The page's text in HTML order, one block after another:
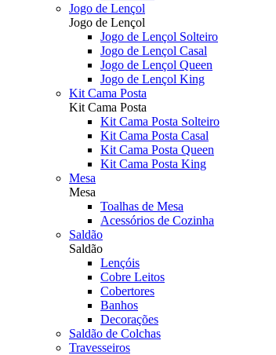
Jogo de Lençol
Jogo de Lençol
Jogo de Lençol Solteiro
Jogo de Lençol Casal
Jogo de Lençol Queen
Jogo de Lençol King
Kit Cama Posta
Kit Cama Posta
Kit Cama Posta Solteiro
Kit Cama Posta Casal
Kit Cama Posta Queen
Kit Cama Posta King
Mesa
Mesa
Toalhas de Mesa
Acessórios de Cozinha
Saldão
Saldão
Lençóis
Cobre Leitos
Cobertores
Banhos
Decorações
Saldão de Colchas
Travesseiros